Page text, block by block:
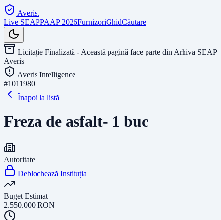
Averis.
Live SEAPPAAP 2026FurnizoriGhidCăutare
Licitație Finalizată - Această pagină face parte din Arhiva SEAP
Averis
Averis Intelligence
#1011980
Înapoi la listă
Freza de asfalt- 1 buc
Autoritate
Deblochează Instituția
Buget Estimat
2.550.000 RON